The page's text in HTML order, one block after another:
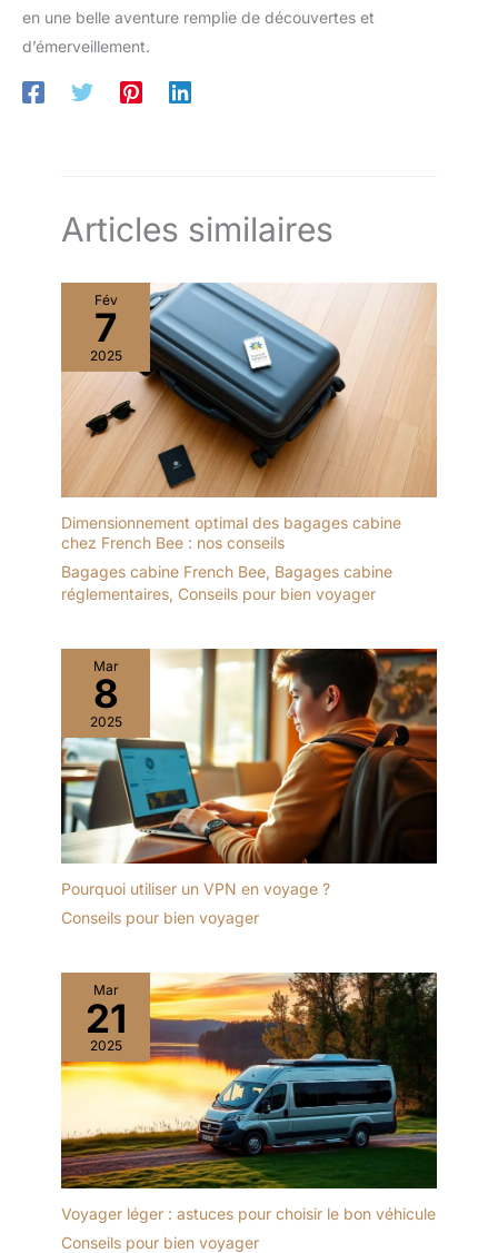
en une belle aventure remplie de découvertes et
d’émerveillement.
Articles similaires
Fév
7
2025
Dimensionnement optimal des bagages cabine
chez French Bee : nos conseils
Bagages cabine French Bee, Bagages cabine
réglementaires, Conseils pour bien voyager
Mar
8
2025
Pourquoi utiliser un VPN en voyage ?
Conseils pour bien voyager
Mar
21
2025
Voyager léger : astuces pour choisir le bon véhicule
Conseils pour bien voyager